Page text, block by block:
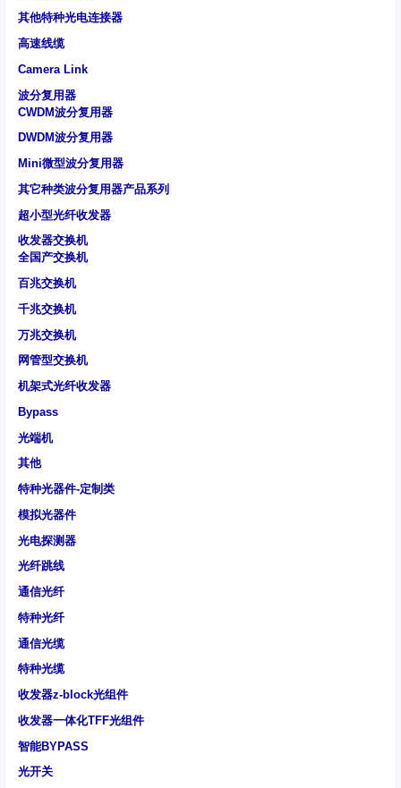
其他特种光电连接器
高速线缆
Camera Link
波分复用器
CWDM波分复用器
DWDM波分复用器
Mini微型波分复用器
其它种类波分复用器产品系列
超小型光纤收发器
收发器交换机
全国产交换机
百兆交换机
千兆交换机
万兆交换机
网管型交换机
机架式光纤收发器
Bypass
光端机
其他
特种光器件-定制类
模拟光器件
光电探测器
光纤跳线
通信光纤
特种光纤
通信光缆
特种光缆
收发器z-block光组件
收发器一体化TFF光组件
智能BYPASS
光开关